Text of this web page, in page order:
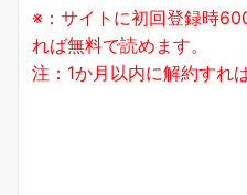
※：サイトに初回登録時
れば無料で読めます。
注：1か月以内に解約すれ